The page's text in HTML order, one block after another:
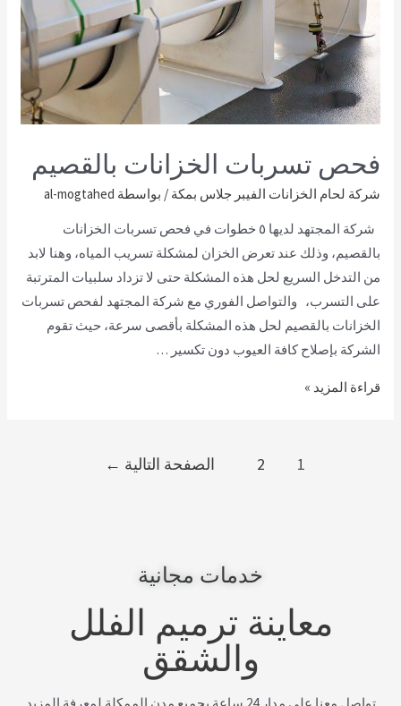
فحص تسربات الخزانات بالقصيم
شركة لحام الخزانات الفيبر جلاس بمكة / بواسطة al-mogtahed
شركة المجتهد لديها ٥ خطوات في فحص تسربات الخزانات
بالقصيم، وذلك عند تعرض الخزان لمشكلة تسريب المياه، وهنا لابد
من التدخل السريع لحل هذه المشكلة حتى لا تزداد سلبيات المترتبة
على التسرب، والتواصل الفوري مع شركة المجتهد لفحص تسربات
الخزانات بالقصيم لحل هذه المشكلة بأقصى سرعة، حيث تقوم
الشركة بإصلاح كافة العيوب دون تكسير …
قراءة المزيد »
1
2 الصفحة التالية ←
خدمات مجانية
معاينة ترميم الفلل
والشقق
تواصل معنا على مدار 24 ساعة بحميع مدن الممكلة لمعرفة المزيد